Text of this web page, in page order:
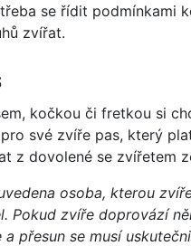
se řídit podmínkami
zvířat.
kočkou či fretkou si
své zvíře pas, který
z dovolené se zvířetem
osoba, kterou
Pokud zvíře doprovází
a přesun se musí